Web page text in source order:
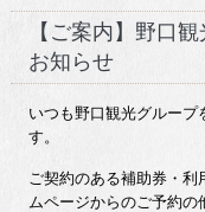
【ご案内】野口
お知らせ
いつも野口観光グループ
す。
ご契約のある補助券・利
ムページからのご予約の